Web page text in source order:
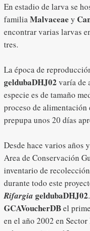
En estadio de larva se
familiaMalvaceae y
encontrar varias larvas
tres.
La época de
geldubaDHJ02 varía de
especie es de tamaño
proceso de
prepupa unos 20 días
Desde hace varios años
Area de Conservación
inventario de
durante todo este
Rifargia geldubaDHJ02
GCAVoucherDBel
en el año 2002 en